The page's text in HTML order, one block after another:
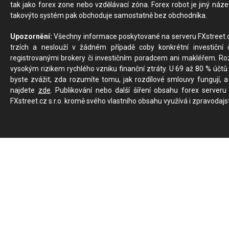
tak jako forex zone nebo vzdělávací zóna. Forex robot je jiný
takovýto systém pak obchoduje samostatně bez obchodníka.
Upozornění: Všechny informace poskytované na serveru
trzích a neslouží v žádném případě coby konkrétní investiční
registrovanými brokery či investičním poradcem ani makléřem.
vysokým rizikem rychlého vzniku finanční ztráty. U 69 až 80 %
byste zvážit, zda rozumíte tomu, jak rozdílové smlouvy fungují,
najdete zde. Publikování nebo další šíření obsahu forex
FXstreet.cz s.r.o. kromě svého vlastního obsahu využívá i